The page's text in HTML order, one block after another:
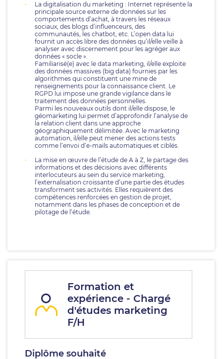
La digitalisation du marketing : Internet représente la
principale source externe de données sur les
comportements d’achat, à travers les réseaux
sociaux, des blogs d’influenceurs, des
communautés, les chatbot, etc. L’open data lui
fournit un accès libre des données qu’il/elle veille à
analyser avec discernement pour les agréger aux
données « socle ».
Familiarisé(e) avec le data marketing, il/elle exploite
des données massives (big data) fournies par les
algorithmes qui constituent une mine de
renseignements pour la connaissance client. Le
RGPD lui impose une grande vigilance dans le
traitement des données personnelles.
Parmi les nouveaux outils dont il/elle dispose, le
géomarketing lui permet d’approfondir l’analyse de
la relation client dans une approche
géographiquement délimitée. Avec le marketing
automation, il/elle peut mener des actions tests
comme l’envoi d’e-mails automatiques et ciblés.
La mise en œuvre de l’étude de A à Z, le partage des
informations et des décisions avec différents
interlocuteurs au sein du service marketing,
l’externalisation croissante d’une partie des études
transforment ses activités. Elles requièrent des
compétences renforcées en gestion de projet,
notamment dans les phases de conception et de
pilotage de l’étude.
Formation et
expérience - Chargé
d'études marketing
F/H
Diplôme souhaité